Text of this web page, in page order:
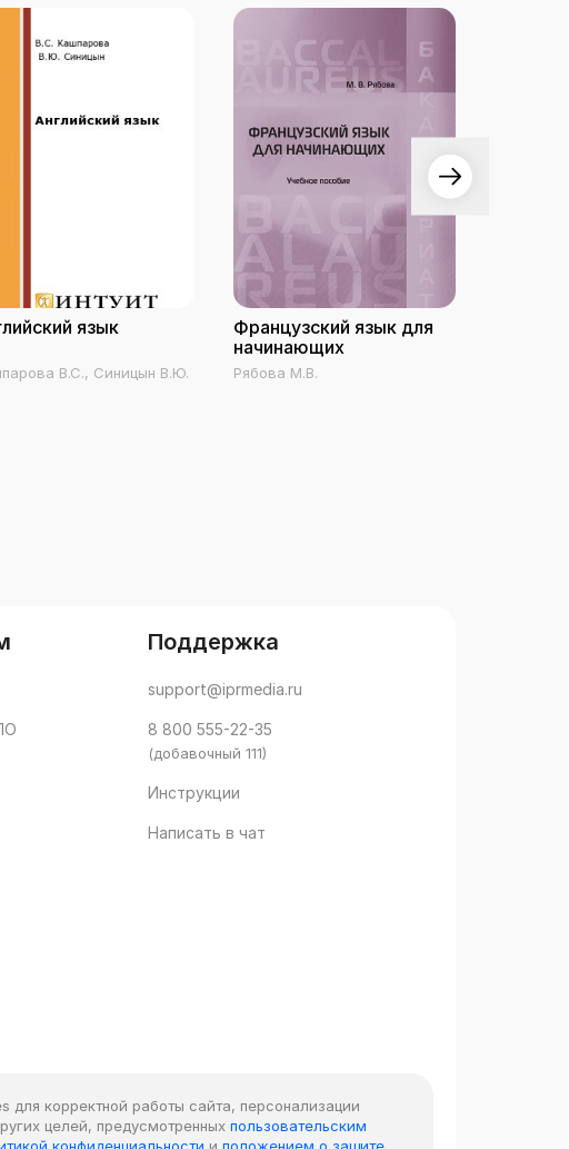
язык
В.С., Синицын В.Ю.
Французский язык для
начинающих
Рябова М.В.
Поддержка
support@iprmedia.ru
8 800 555-22-35
(добавочный 111)
Инструкции
Написать в чат
для корректной работы сайта, персонализации
целей, предусмотренных пользовательским